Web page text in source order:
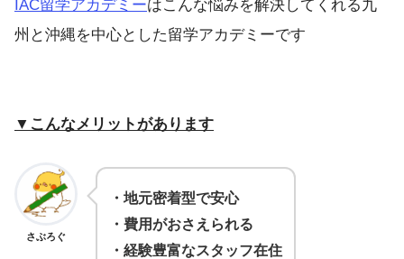
IAC留学アカデミーはこんな悩みを解決してくれる九
州と沖縄を中心とした留学アカデミーです
▼こんなメリットがあります
さぶろぐ
・地元密着型で安心
・費用がおさえられる
・経験豊富なスタッフ在住